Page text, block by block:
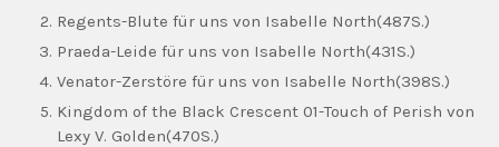
Regents-Blute für uns von Isabelle North(487S.)
Praeda-Leide für uns von Isabelle North(431S.)
Venator-Zerstöre für uns von Isabelle North(398S.)
Kingdom of the Black Crescent 01-Touch of Perish von
Lexy V. Golden(470S.)